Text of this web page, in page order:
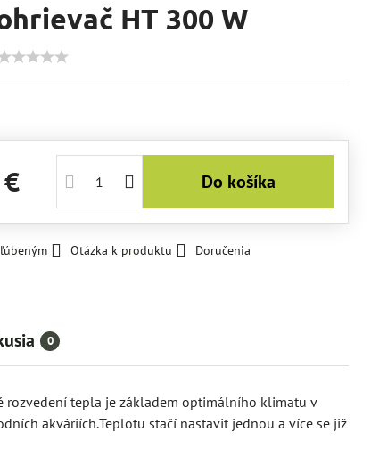
HT 300 W
Do košíka
Otázka k produktu Doručenia
0
rozvedení tepla je základem optimálního klimatu v
akváriích.Teplotu stačí nastavit jednou a více se již